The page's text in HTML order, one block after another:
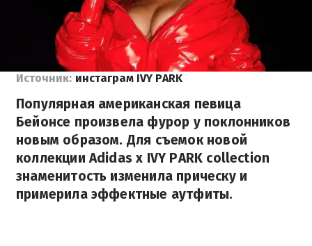
Источник: инстаграм IVY PARK
Популярная американская певица
Бейонсе произвела фурор у поклонников
новым образом. Для съемок новой
коллекции Adidas x IVY PARK collection
знаменитость изменила прическу и
примерила эффектные аутфиты.